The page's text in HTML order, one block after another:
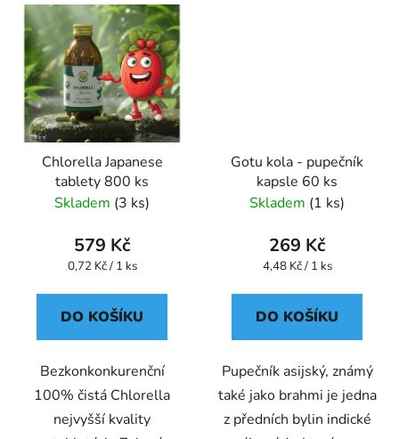
Chlorella Japanese
tablety 800 ks
Skladem (3 ks)
579 Kč
Měrná
0,72 Kč / 1 ks
DO KOŠÍKU
Bezkonkonkurenční
100% čistá Chlorella
nejvyšší kvality
Gotu kola - pupečník
kapsle 60 ks
Skladem (1 ks)
269 Kč
Měrná
4,48 Kč / 1 ks
DO KOŠÍKU
Pupečník asijský, známý
také jako brahmi je jedna
z předních bylin indické